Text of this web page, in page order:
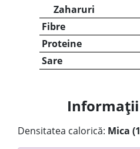
Zaharuri
Fibre
Proteine
Sare
Densitatea calorică: Mica